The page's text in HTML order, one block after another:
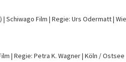
Schiwago Film Regie: Urs Odermatt
Regie: Petra K. Wagner Köln / Ostsee